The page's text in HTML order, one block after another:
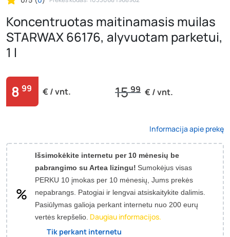
Koncentruotas maitinamasis muilas
STARWAX 66176, alyvuotam parketui,
1 l
8 99 € / vnt. 1599 € / vnt.
Informacija apie prekę
Išsimokėkite internetu per 10 mėnesių be
pabrangimo su Artea lizingu! Sumokėjus visas
PERKU 10 įmokas per 10 mėnesių, Jums prekės
nepabrangs. Patogiai ir lengvai atsiskaitykite dalimis.
Pasiūlymas galioja perkant internetu nuo 200 eurų
vertės krepšelio. Daugiau informacijos.
Tik perkant internetu